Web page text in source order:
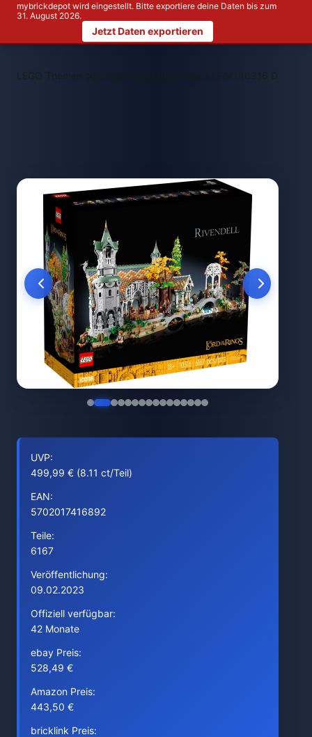
mybrickdepot wird eingestellt. Bitte exportiere deine Daten bis zum
31. August 2026.
Jetzt Daten exportieren
LEGO Themen > LEGO 10316 DER
UVP:
499,99 € (8.11 ct/Teil)
EAN:
5702017416892
Teile:
6167
Veröffentlichung:
09.02.2023
Offiziell verfügbar:
42 Monate
ebay Preis:
528,49 €
Amazon Preis:
443,50 €
bricklink Preis: